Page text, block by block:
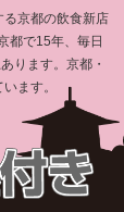
京都の飲食新店
都で15年、毎日
ります。京都・
ます。